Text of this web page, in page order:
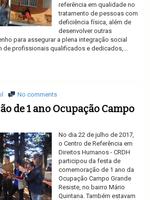
referência em qualidade no
tratamento de pessoas com
deficiência física, além de
desenvolver outras
para assegurar a plena integração social
de profissionais qualificados e dedicados,...
No comments
de 1 ano Ocupação Campo
No dia 22 de julho de 2017,
o Centro de Referência em
Direitos Humanos - CRDH
participou da festa de
comemoração de 1 ano da
Ocupação Campo Grande
Resiste, no bairro Mário
Quintana. Também estavam